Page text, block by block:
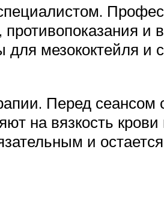
противопоказания и
мезококтейля и
Перед сеансом
на вязкость крови
и